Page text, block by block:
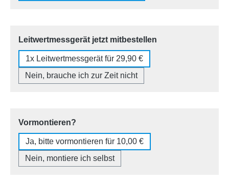
Leitwertmessgerät jetzt mitbestellen
1x Leitwertmessgerät für 29,90 €
Nein, brauche ich zur Zeit nicht
Vormontieren?
Ja, bitte vormontieren für 10,00 €
Nein, montiere ich selbst